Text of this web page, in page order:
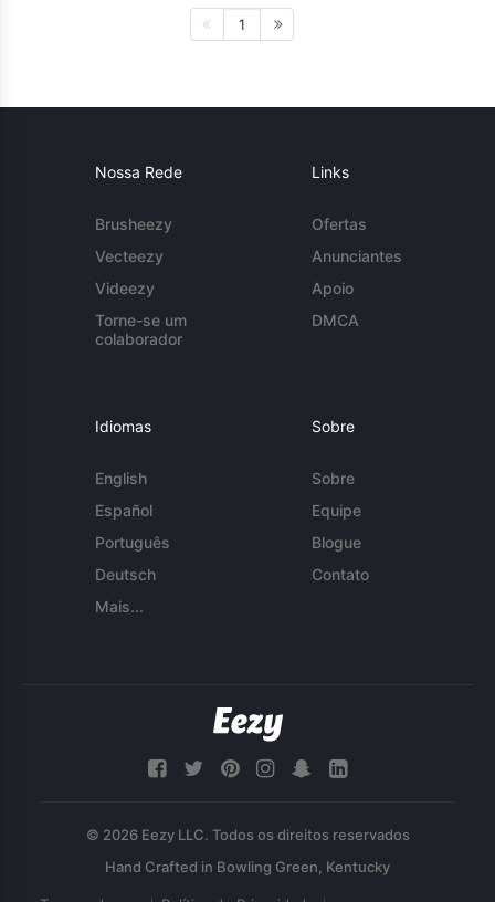
1
Nossa Rede
Brusheezy
Vecteezy
Videezy
Torne-se um
colaborador
Links
Ofertas
Anunciantes
Apoio
DMCA
Idiomas
English
Español
Português
Deutsch
Mais...
Sobre
Sobre
Equipe
Blogue
Contato
© 2026 Eezy LLC. Todos os direitos reservados